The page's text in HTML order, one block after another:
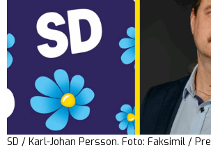
SD / Karl-Johan Persson. Foto: Faksimil /